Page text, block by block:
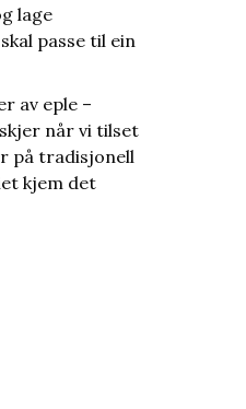
lage
passe til ein
av eple –
når vi tilset
på tradisjonell
kjem det